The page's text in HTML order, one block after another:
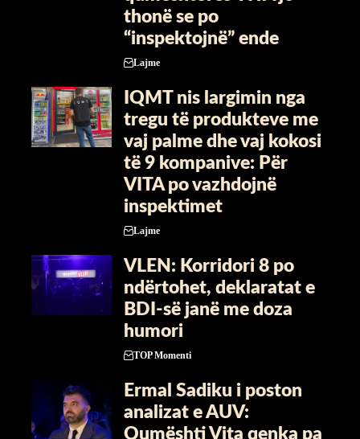
thonë se po
“inspektojnë” ende
Lajme
IQMT nis largimin nga
tregu të produkteve me
vaj palme dhe vaj kokosi
të 9 kompanive: Për
VITA po vazhdojnë
inspektimet
Lajme
VLEN: Korridori 8 po
ndërtohet, deklaratat e
BDI-së janë me doza ​
humori
TOP Momenti
Ermal Sadiku i poston
analizat e AUV:
Qumështi Vita qenka pa